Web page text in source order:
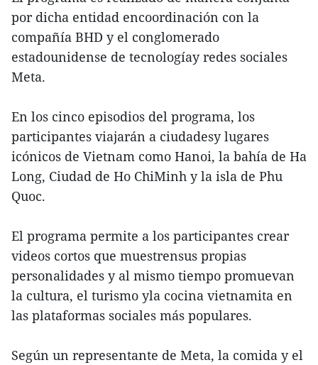
por dicha entidad encoordinación con la
compañía BHD y el conglomerado
estadounidense de tecnologíay redes sociales
Meta.
En los cinco episodios del programa, los
participantes viajarán a ciudadesy lugares
icónicos de Vietnam como Hanoi, la bahía de Ha
Long, Ciudad de Ho ChiMinh y la isla de Phu
Quoc.
El programa permite a los participantes crear
videos cortos que muestrensus propias
personalidades y al mismo tiempo promuevan
la cultura, el turismo yla cocina vietnamita en
las plataformas sociales más populares.
Según un representante de Meta, la comida y el